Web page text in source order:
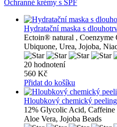
Ochranné krémy s SPF
Hydratační maska ​​s
Ectoin® natural , Coenzyme
Ubiquone, Urea, Jojoba,
20 hodnotení
560 Kč
Přidat do košíku
Hloubkový chemický
12% Glycolic Acid, Caffeine
Aloe Vera, Jojoba Beads